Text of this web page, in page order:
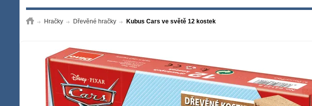
Hračky Dřevěné hračky Kubus Cars ve světě 12 kostek